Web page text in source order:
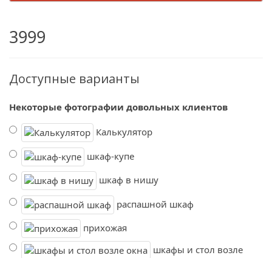
3999
Доступные варианты
Некоторые фотографии довольных клиентов
Калькулятор
шкаф-купе
шкаф в нишу
распашной шкаф
прихожая
шкафы и стол возле